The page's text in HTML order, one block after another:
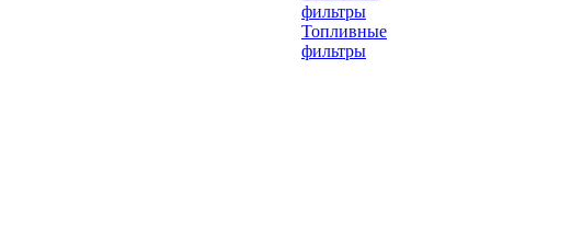
фильтры
Топливные
фильтры